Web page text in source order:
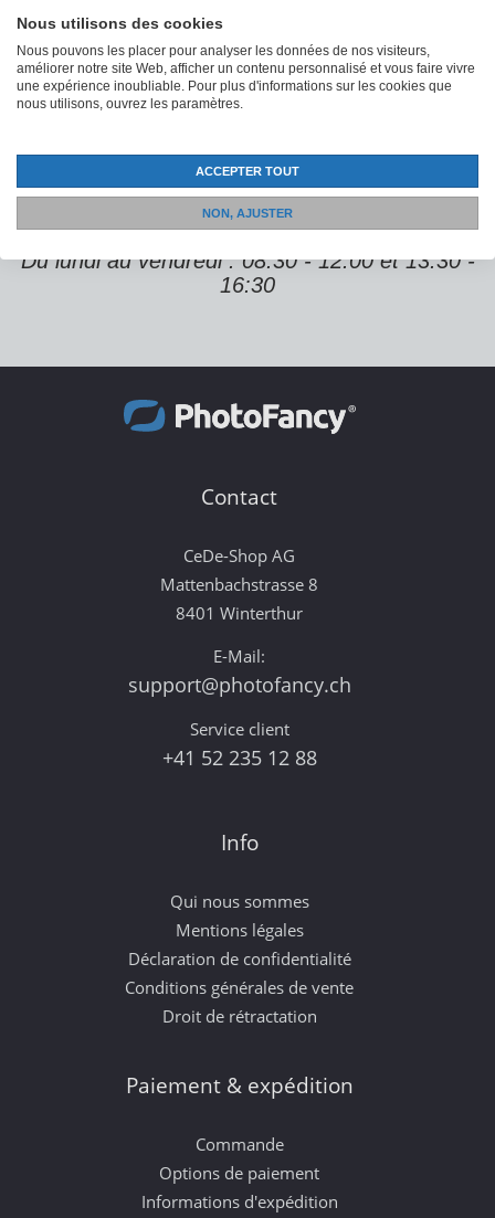
Tous les prix incluent la TVA, plusExpédition
+41 52 235 12 88
Du lundi au vendredi : 08:30 - 12:00 et 13:30 -
16:30
Contact
CeDe-Shop AG
Mattenbachstrasse 8
8401 Winterthur
E-Mail:
support@photofancy.ch
Service client
+41 52 235 12 88
Info
Qui nous sommes
Mentions légales
Déclaration de confidentialité
Conditions générales de vente
Droit de rétractation
Paiement & expédition
Commande
Options de paiement
Informations d'expédition
Nous utilisons des cookies
Nous pouvons les placer pour analyser les données de nos visiteurs,
améliorer notre site Web, afficher un contenu personnalisé et vous faire vivre
une expérience inoubliable. Pour plus d'informations sur les cookies que
nous utilisons, ouvrez les paramètres.
ACCEPTER TOUT
NON, AJUSTER